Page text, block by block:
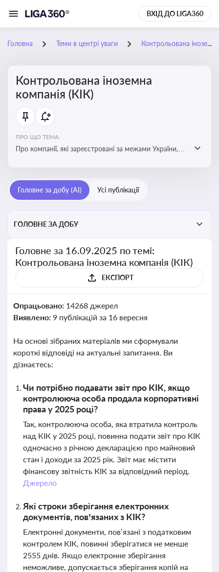
ВХІД ДО LIGA360
Головна Теми в центрі уваги Контрольована іноземна компанія (КІК)
Контрольована іноземна
компанія (КІК)
ПРО ЩО ТЕМА:
Про компанії, які зареєстровані за межами України,
органами України щодо своїх доходів і витрат
Головне за добу (AI) Усі публікації
ГОЛОВНЕ ЗА ДОБУ
Головне за 16.09.2025 по темі:
Контрольована іноземна компанія (КІК)
ЕКСПОРТ
Опрацьовано: 14268 джерел
Виявлено: 9 публікацій за 16 вересня
На основі зібраних матеріалів ми сформували
короткі відповіді на актуальні запитання. Ви
дізнаєтесь:
Чи потрібно подавати звіт про КІК, якщо
контролююча особа продала корпоративні
права у 2025 році?
Так, контролююча особа, яка втратила контроль
над КІК у 2025 році, повинна подати звіт про КІК
одночасно з річною декларацією про майновий
стан і доходи за 2025 рік. Звіт має містити
фінансову звітність КІК за відповідний період.
Джерело
Які строки зберігання електронних
документів, пов’язаних з КІК?
Електронні документи, пов’язані з податковим
контролем КІК, повинні зберігатися не менше
2555 днів. Якщо електронне зберігання
неможливе, допускається зберігання копій на